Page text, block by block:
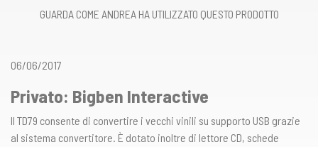
GUARDA COME ANDREA HA UTILIZZATO QUESTO PRODOTTO
06/06/2017
Privato: Bigben Interactive
Il TD79 consente di convertire i vecchi vinili su supporto USB grazie
al sistema convertitore. È dotato inoltre di lettore CD, schede